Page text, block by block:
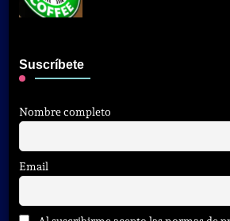
Suscríbete
Nombre completo
Email